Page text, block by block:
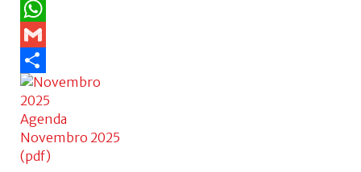
Facebook
WhatsApp
Gmail
Share
Agenda
Novembro 2025
(pdf)